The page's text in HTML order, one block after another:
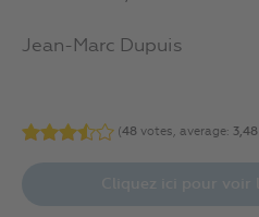
Jean-Marc Dupuis
(48 votes, average: 3,48